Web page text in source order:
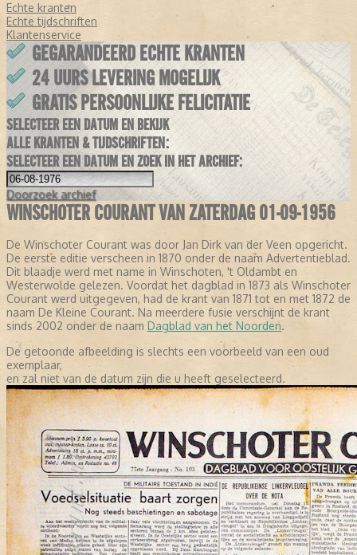
Echte kranten
Echte tijdschriften
Klantenservice
GEGARANDEERD ECHTE KRANTEN
24 UURS LEVERING MOGELIJK
GRATIS PERSOONLIJKE FELICITATIE
SELECTEER EEN DATUM EN BEKIJK
ALLE KRANTEN & TIJDSCHRIFTEN:
SELECTEER EEN DATUM EN ZOEK IN HET ARCHIEF:
Doorzoek archief
WINSCHOTER COURANT VAN ZATERDAG 01-09-1956
De Winschoter Courant was door Jan Dirk van der Veen opgericht.
De eerste editie verscheen in 1870 onder de naam Advertentieblad.
Dit blaadje werd met name in Winschoten, 't Oldambt en
Westerwolde gelezen. Voordat het dagblad in 1873 als Winschoter
Courant werd uitgegeven, had de krant van 1871 tot en met 1872 de
naam De Kleine Courant. Na meerdere fusie verschijnt de krant
sinds 2002 onder de naam Dagblad van het Noorden.
De getoonde afbeelding is slechts een voorbeeld van een oud
exemplaar,
en zal niet van de datum zijn die u heeft geselecteerd.